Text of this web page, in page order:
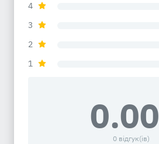
4
3
2
1
0.00
0 відгук(ів)